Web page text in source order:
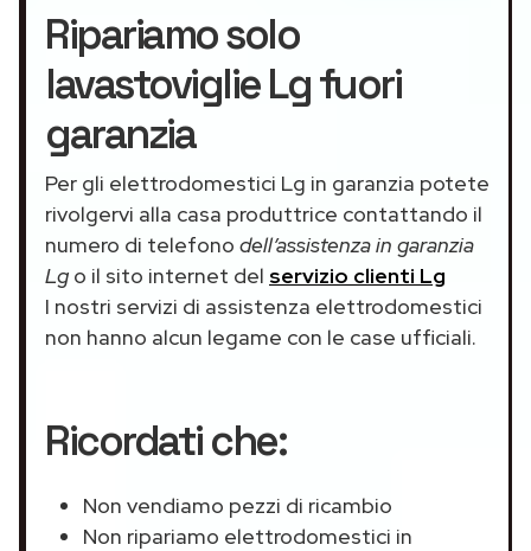
Ripariamo solo
lavastoviglie Lg fuori
garanzia
Per gli elettrodomestici Lg in garanzia potete
rivolgervi alla casa produttrice contattando il
numero di telefono dell’assistenza in garanzia
Lg o il sito internet del servizio clienti Lg
I nostri servizi di assistenza elettrodomestici
non hanno alcun legame con le case ufficiali.
Ricordati che:
Non vendiamo pezzi di ricambio
Non ripariamo elettrodomestici in